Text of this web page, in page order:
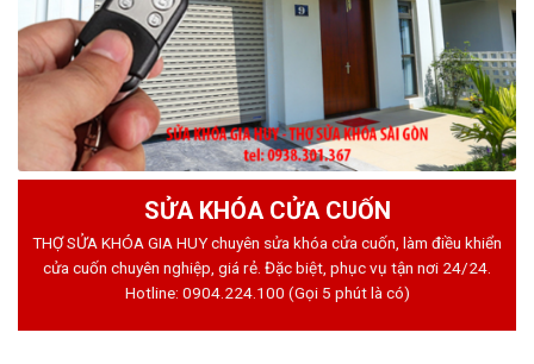
SỬA KHÓA CỬA CUỐN
THỢ SỬA KHÓA GIA HUY chuyên sửa khóa cửa cuốn, làm điều khiển
cửa cuốn chuyên nghiệp, giá rẻ. Đặc biệt, phục vụ tận nơi 24/24.
Hotline: 0904.224.100 (Gọi 5 phút là có)